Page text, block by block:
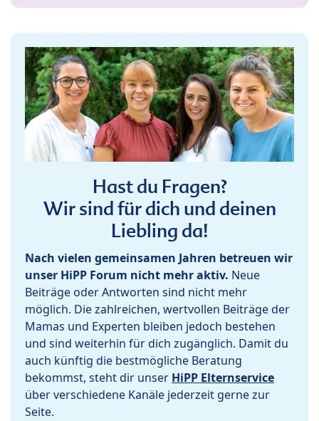
Hast du Fragen?
Wir sind für dich und deinen
Liebling da!
Nach vielen gemeinsamen Jahren betreuen wir
unser HiPP Forum nicht mehr aktiv. Neue
Beiträge oder Antworten sind nicht mehr
möglich. Die zahlreichen, wertvollen Beiträge der
Mamas und Experten bleiben jedoch bestehen
und sind weiterhin für dich zugänglich. Damit du
auch künftig die bestmögliche Beratung
bekommst, steht dir unser HiPP Elternservice
über verschiedene Kanäle jederzeit gerne zur
Seite.